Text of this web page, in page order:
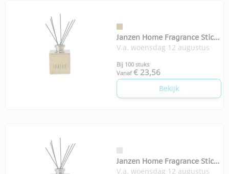
Janzen Home Fragrance Sticks
Euphoria
V.a. woensdag 12 augustus
Bij 100 stuks
Vanaf € 23,56
Bekijk
Janzen Home Fragrance Sticks
Heavenly
V.a. woensdag 12 augustus